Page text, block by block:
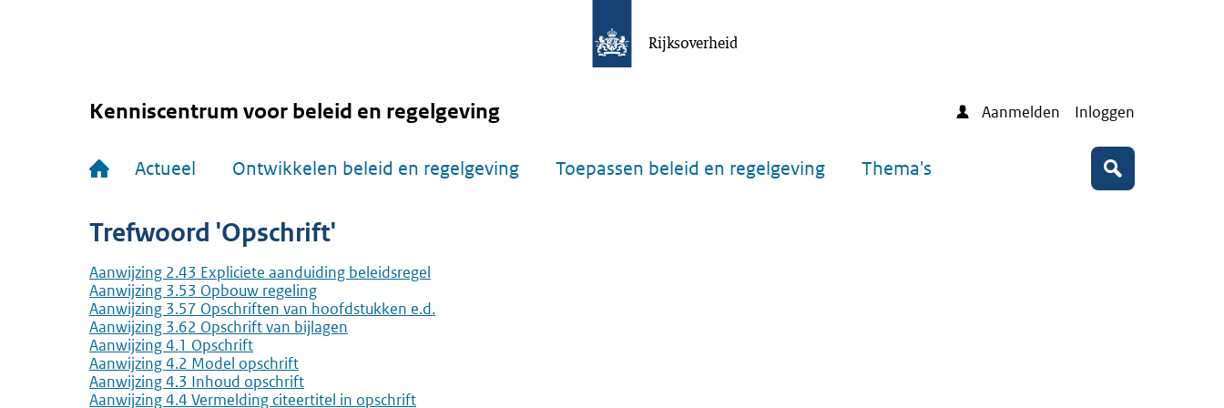
Rijksoverheid
Kenniscentrum voor beleid en regelgeving Aanmelden Inloggen
Actueel Ontwikkelen beleid en regelgeving Toepassen beleid en regelgeving Thema's Zoeken
Trefwoord 'Opschrift'
Aanwijzing 2.43 Expliciete aanduiding beleidsregel
Aanwijzing 3.53 Opbouw regeling
Aanwijzing 3.57 Opschriften van hoofdstukken e.d.
Aanwijzing 3.62 Opschrift van bijlagen
Aanwijzing 4.1 Opschrift
Aanwijzing 4.2 Model opschrift
Aanwijzing 4.3 Inhoud opschrift
Aanwijzing 4.4 Vermelding citeertitel in opschrift